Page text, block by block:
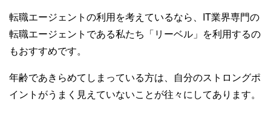
転職エージェントの利用を考えているなら、IT業界専門の
転職エージェントである私たち「リーベル」を利用するの
もおすすめです。
年齢であきらめてしまっている方は、自分のストロングポ
イントがうまく見えていないことが往々にしてあります。